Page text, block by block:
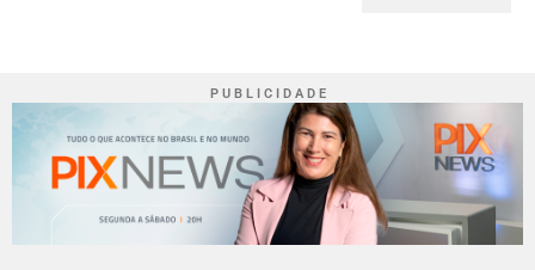
P U B L I C I D A D E